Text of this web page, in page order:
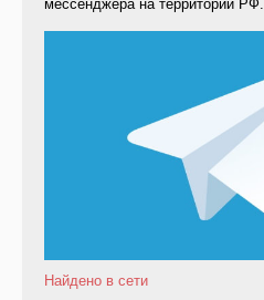
мессенджера на территории РФ.
Найдено в сети